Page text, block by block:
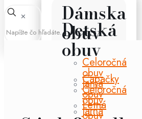
Dámska
obuv
Celoročná
obuv
Jarná
obuv
Letná
obuv
Detská
obuv
Capačky
Celoročná
obuv
Jarná
✕